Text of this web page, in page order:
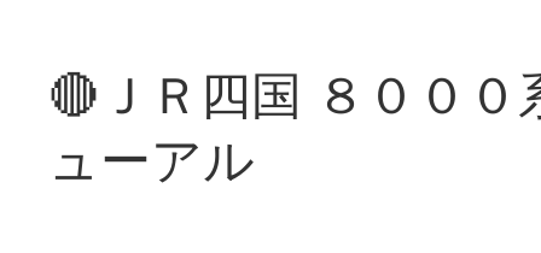
🔴ＪＲ四国 ８００
ューアル